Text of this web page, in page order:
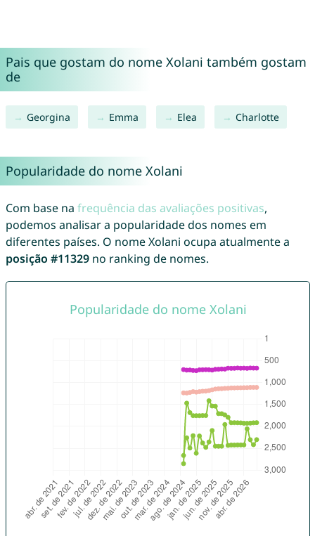
Pais que gostam do nome Xolani também gostam
de
Georgina Emma Elea Charlotte
Popularidade do nome Xolani
Com base na frequência das avaliações positivas,
podemos analisar a popularidade dos nomes em
diferentes países. O nome Xolani ocupa atualmente a
posição #11329no ranking de nomes.